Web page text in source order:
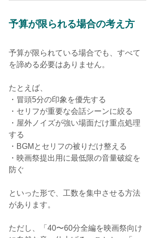
予算が限られる場合の考え方
予算が限られている場合でも、すべて
を諦める必要はありません。
たとえば、
・冒頭5分の印象を優先する
・セリフが重要な会話シーンに絞る
・屋外ノイズが強い場面だけ重点処理
する
・BGMとセリフの被りだけ整える
・映画祭提出用に最低限の音量破綻を
防ぐ
といった形で、工数を集中させる方法
があります。
ただし、「40〜60分全編を映画祭向け